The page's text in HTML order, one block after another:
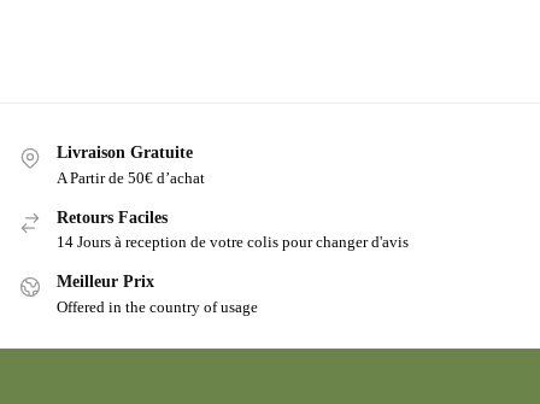
Livraison Gratuite
A Partir de 50€ d’achat
Retours Faciles
14 Jours à reception de votre colis pour changer d'avis
Meilleur Prix
Offered in the country of usage